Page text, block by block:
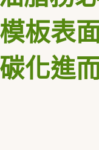
板表
化進